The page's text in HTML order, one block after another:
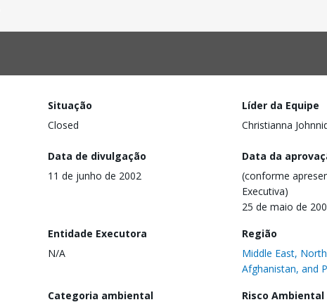
Situação
Closed
Líder da Equipe
Christianna
Data de divulgação
11 de junho de 2002
Data da
(conforme
Executiva)
25 de maio de
Entidade Executora
N/A
Região
Middle East,
Afghanistan, and
Categoria ambiental
Risco Ambiental